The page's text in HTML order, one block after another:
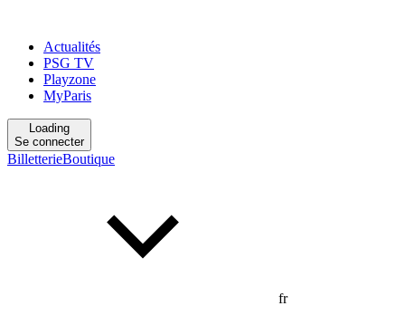
Actualités
PSG TV
Playzone
MyParis
Loading
Se connecter
BilletterieBoutique
fr